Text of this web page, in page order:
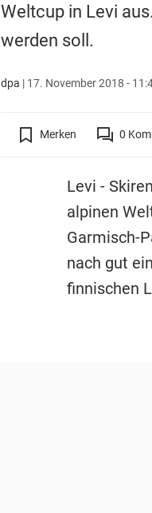
Weltcup in Levi
werden soll.
dpa | 17. November 2018 -
Merken 0
Levi -
alpinen
Garmisch-
nach gut
finnischen